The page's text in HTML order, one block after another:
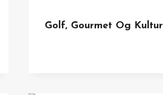
Golf, Gourmet Og Kultur